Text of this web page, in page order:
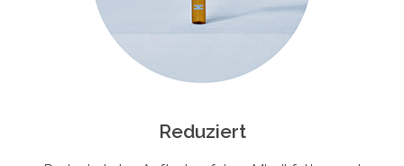
Reduziert